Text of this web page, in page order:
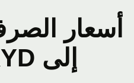
إلى KYD اليوم